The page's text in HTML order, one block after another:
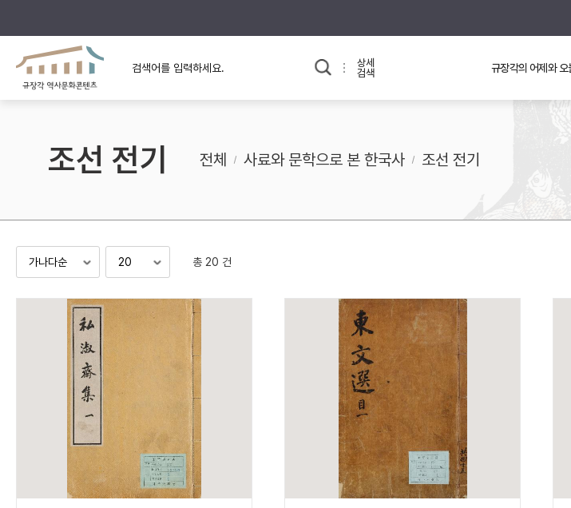
규장각의 어제와 오늘
규장각 소개영상
사료와 문학으로 본
고대
조선 후기
교과 연동 자료 의
상세
검색
검색 연산자 사용안내
연산자 설명
정조 AND 정약용
“정조”와 “정약용”이 동시에 포함된 자료를 검
OR 정조 OR 정약용 “정조” 또는 “정약용”이 포함된 자료를 검색
NOT 정조 NOT 정약용
“정조”가 나온 후 “정약용”이 나오지 않는 자
규장각의 어제와 오
조선 전기 전체 사료와 문학으로 본 한국사 조선 전기
총 20 건